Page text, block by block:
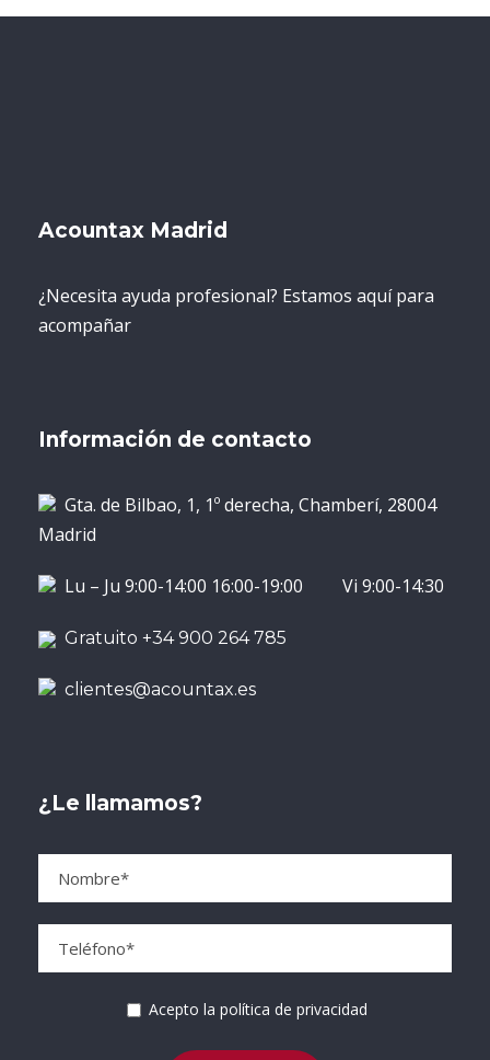
Acountax Madrid
¿Necesita ayuda profesional? Estamos aquí para
acompañar
Información de contacto
Gta. de Bilbao, 1, 1º derecha, Chamberí, 28004
Madrid
Lu – Ju 9:00-14:00 16:00-19:00 Vi 9:00-14:30
Gratuito +34 900 264 785
clientes@acountax.es
¿Le llamamos?
Acepto la política de privacidad